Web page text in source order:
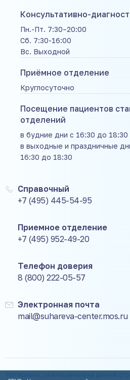
Консультативно-
Пн.-Пт. 7:30–20:00
Сб. 7:30-16:00
Вс. Выходной
Приёмное отделение
Круглосуточно
Посещение пациентов
отделений
в будние дни с 16:30 до 18:30
в выходные и праздничные
16:30 до 18:30
Справочный
+7 (495) 445-54-95
Приемное отделение
+7 (495) 952-49-20
Телефон доверия
8 (800) 222-05-57
Электронная почта
mail@suhareva-center.mos.ru